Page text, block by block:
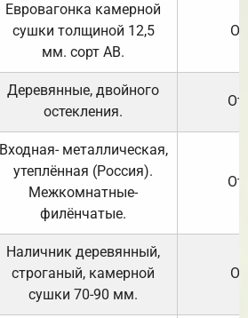
Евровагонка камерной
сушки толщиной 12,5
мм. сорт АВ.
Деревянные, двойного
остекления.
Входная- металлическая,
утеплённая (Россия).
Межкомнатные-
филёнчатые.
Наличник деревянный,
строганый, камерной
сушки 70-90 мм.